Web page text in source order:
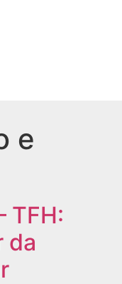
e
TFH:
da